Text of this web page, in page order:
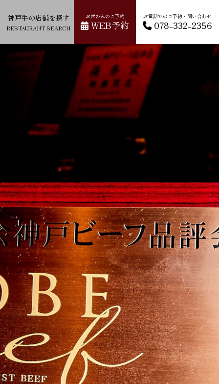
神戸牛の店舗を探す
RESTAURANT SEARCH
お席のみのご予約
WEB予約
お電話でのご予約・問い合わせ
078-332-2356